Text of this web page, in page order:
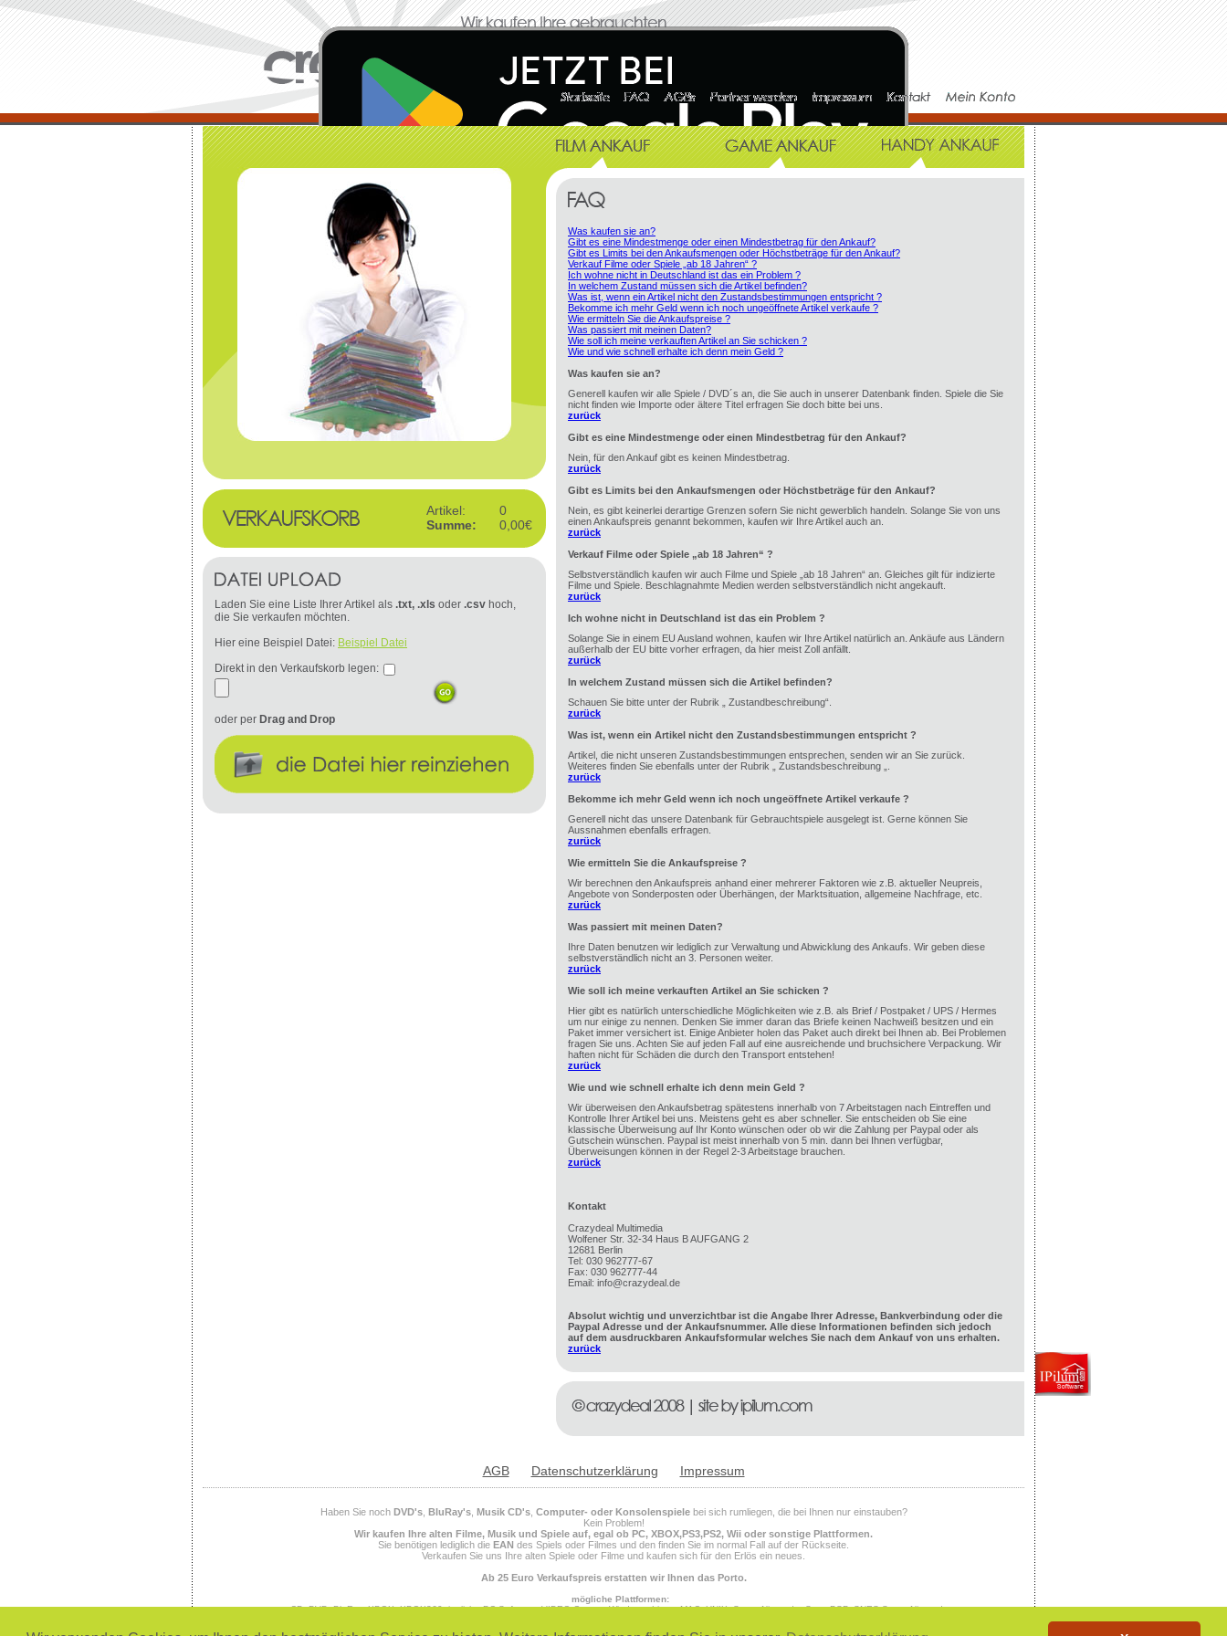
Was kaufen sie an?
Gibt es eine Mindestmenge oder einen Mindestbetrag für den Ankauf?
Gibt es Limits bei den Ankaufsmengen oder Höchstbeträge für den Ankauf?
Verkauf Filme oder Spiele „ab 18 Jahren“ ?
Ich wohne nicht in Deutschland ist das ein Problem ?
In welchem Zustand müssen sich die Artikel befinden?
Was ist, wenn ein Artikel nicht den Zustandsbestimmungen entspricht ?
Bekomme ich mehr Geld wenn ich noch ungeöffnete Artikel verkaufe ?
Wie ermitteln Sie die Ankaufspreise ?
Was passiert mit meinen Daten?
Wie soll ich meine verkauften Artikel an Sie schicken ?
Wie und wie schnell erhalte ich denn mein Geld ?
Was kaufen sie an?
Generell kaufen wir alle Spiele / DVD´s an, die Sie auch in unserer Datenbank finden. Spiele die Sie
nicht finden wie Importe oder ältere Titel erfragen Sie doch bitte bei uns.
zurück
Gibt es eine Mindestmenge oder einen Mindestbetrag für den Ankauf?
Nein, für den Ankauf gibt es keinen Mindestbetrag.
zurück
Gibt es Limits bei den Ankaufsmengen oder Höchstbeträge für den Ankauf?
Nein, es gibt keinerlei derartige Grenzen sofern Sie nicht gewerblich handeln. Solange Sie von uns
einen Ankaufspreis genannt bekommen, kaufen wir Ihre Artikel auch an.
zurück
Verkauf Filme oder Spiele „ab 18 Jahren“ ?
Selbstverständlich kaufen wir auch Filme und Spiele „ab 18 Jahren“ an. Gleiches gilt für indizierte
Filme und Spiele. Beschlagnahmte Medien werden selbstverständlich nicht angekauft.
zurück
Ich wohne nicht in Deutschland ist das ein Problem ?
Solange Sie in einem EU Ausland wohnen, kaufen wir Ihre Artikel natürlich an. Ankäufe aus Ländern
außerhalb der EU bitte vorher erfragen, da hier meist Zoll anfällt.
zurück
In welchem Zustand müssen sich die Artikel befinden?
Schauen Sie bitte unter der Rubrik „ Zustandbeschreibung“.
zurück
Was ist, wenn ein Artikel nicht den Zustandsbestimmungen entspricht ?
Artikel, die nicht unseren Zustandsbestimmungen entsprechen, senden wir an Sie zurück.
Weiteres finden Sie ebenfalls unter der Rubrik „ Zustandsbeschreibung „.
zurück
Bekomme ich mehr Geld wenn ich noch ungeöffnete Artikel verkaufe ?
Generell nicht das unsere Datenbank für Gebrauchtspiele ausgelegt ist. Gerne können Sie
Aussnahmen ebenfalls erfragen.
zurück
Wie ermitteln Sie die Ankaufspreise ?
Wir berechnen den Ankaufspreis anhand einer mehrerer Faktoren wie z.B. aktueller Neupreis,
Angebote von Sonderposten oder Überhängen, der Marktsituation, allgemeine Nachfrage, etc.
zurück
Was passiert mit meinen Daten?
Ihre Daten benutzen wir lediglich zur Verwaltung und Abwicklung des Ankaufs. Wir geben diese
selbstverständlich nicht an 3. Personen weiter.
zurück
Wie soll ich meine verkauften Artikel an Sie schicken ?
Hier gibt es natürlich unterschiedliche Möglichkeiten wie z.B. als Brief / Postpaket / UPS / Hermes
um nur einige zu nennen. Denken Sie immer daran das Briefe keinen Nachweiß besitzen und ein
Paket immer versichert ist. Einige Anbieter holen das Paket auch direkt bei Ihnen ab. Bei Problemen
fragen Sie uns. Achten Sie auf jeden Fall auf eine ausreichende und bruchsichere Verpackung. Wir
haften nicht für Schäden die durch den Transport entstehen!
zurück
Wie und wie schnell erhalte ich denn mein Geld ?
Wir überweisen den Ankaufsbetrag spätestens innerhalb von 7 Arbeitstagen nach Eintreffen und
Kontrolle Ihrer Artikel bei uns. Meistens geht es aber schneller. Sie entscheiden ob Sie eine
klassische Überweisung auf Ihr Konto wünschen oder ob wir die Zahlung per Paypal oder als
Gutschein wünschen. Paypal ist meist innerhalb von 5 min. dann bei Ihnen verfügbar,
Überweisungen können in der Regel 2-3 Arbeitstage brauchen.
zurück
Kontakt
Crazydeal Multimedia
Wolfener Str. 32-34 Haus B AUFGANG 2
12681 Berlin
Tel: 030 962777-67
Fax: 030 962777-44
Email: info@crazydeal.de
Absolut wichtig und unverzichtbar ist die Angabe Ihrer Adresse, Bankverbindung oder die
Paypal Adresse und der Ankaufsnummer. Alle diese Informationen befinden sich jedoch
auf dem ausdruckbaren Ankaufsformular welches Sie nach dem Ankauf von uns erhalten.
zurück
Artikel:
0
Summe:
0,00€
Laden Sie eine Liste Ihrer Artikel als .txt, .xls oder .csv hoch,
die Sie verkaufen möchten.
Hier eine Beispiel Datei: Beispiel Datei
Direkt in den Verkaufskorb legen:
oder per Drag and Drop
AGB Datenschutzerklärung Impressum
Haben Sie noch DVD's, BluRay's, Musik CD's, Computer- oder Konsolenspielebei sich rumliegen, die bei Ihnen nur einstauben?
Kein Problem!
Wir kaufen Ihre alten Filme, Musik und Spiele auf, egal ob PC, XBOX,PS3,PS2, Wii oder sonstige Plattformen.
Sie benötigen lediglich die EAN des Spiels oder Filmes und den finden Sie im normal Fall auf der Rückseite.
Verkaufen Sie uns Ihre alten Spiele oder Filme und kaufen sich für den Erlös ein neues.
Ab 25 Euro Verkaufspreis erstatten wir Ihnen das Porto.
mögliche Plattformen:
CD, DVD, BluRay, XBOX, XBOX360, jegliche PC Software, VIDEO Games, Windows, Linux, MAC, UNIX, Super Nintendo, Sony PSP, SNES Super Nintendo,